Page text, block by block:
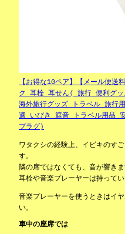
【お得な10ペア】【メール便
ク 耳栓 耳せん( 旅行 便利グ
海外旅行グッズ トラベル 旅行
適 いびき 遮音 トラベル用品
プラグ)
ワタクシの経験上、イビキのす
す。
隣の席ではなくても、音が響きま
耳栓や音楽プレーヤーは持って
音楽プレーヤーを使うときはイ
い。
車中の座席では